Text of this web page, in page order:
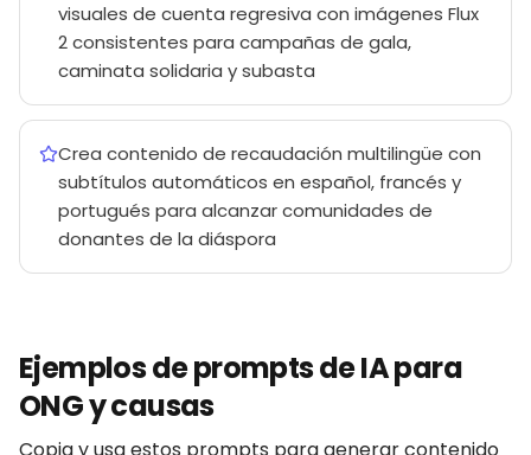
visuales de cuenta regresiva con imágenes Flux
2 consistentes para campañas de gala,
caminata solidaria y subasta
Crea contenido de recaudación multilingüe con
subtítulos automáticos en español, francés y
portugués para alcanzar comunidades de
donantes de la diáspora
Ejemplos de prompts de IA para
ONG y causas